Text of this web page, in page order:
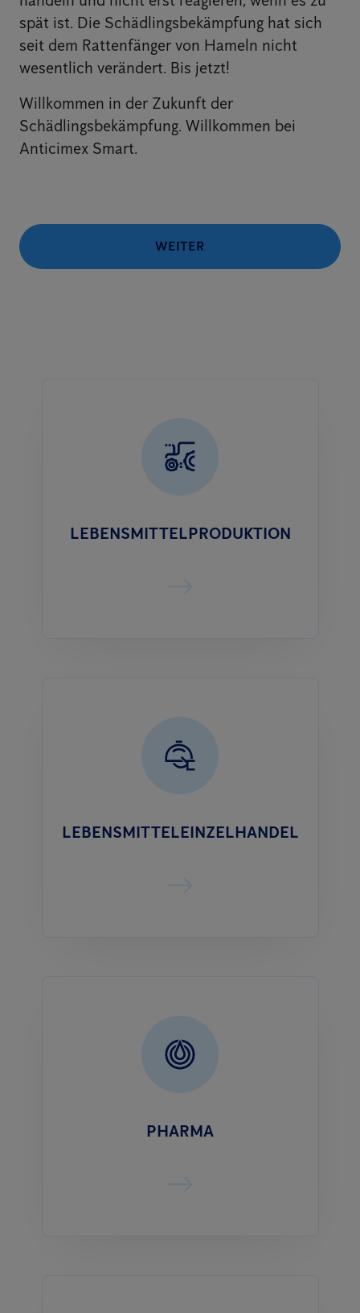
spät ist. Die Schädlingsbekämpfung hat sich
seit dem Rattenfänger von Hameln nicht
wesentlich verändert. Bis jetzt!
Willkommen in der Zukunft der
Schädlingsbekämpfung. Willkommen bei
Anticimex Smart.
WEITER
LEBENSMITTELPRODUKTION
LEBENSMITTELEINZELHANDEL
PHARMA